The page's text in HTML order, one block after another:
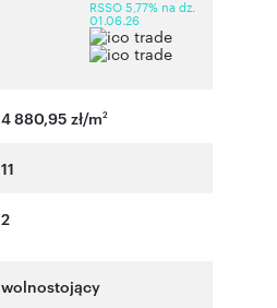
RSSO 5,77% na dz.
01.06.26
4 880,95 zł/m2
11
2
wolnostojący